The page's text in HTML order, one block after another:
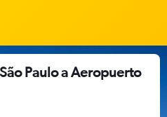
Paulo a Aeropuerto